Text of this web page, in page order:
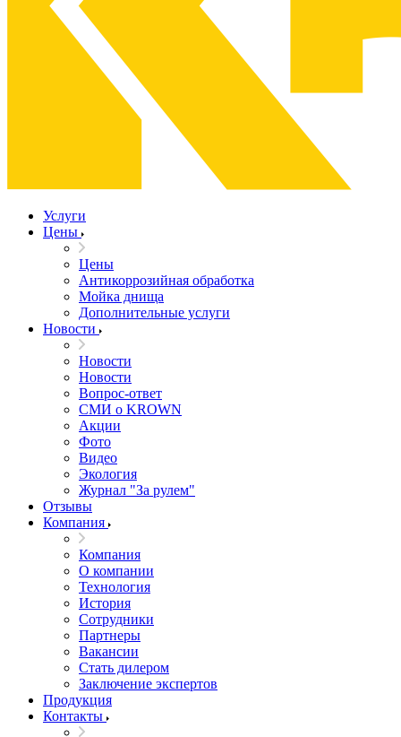
Услуги
Цены
Цены
Антикоррозийная обработка
Мойка днища
Дополнительные услуги
Новости
Новости
Новости
Вопрос-ответ
СМИ о KROWN
Акции
Фото
Видео
Экология
Журнал "За рулем"
Отзывы
Компания
Компания
О компании
Технология
История
Сотрудники
Партнеры
Вакансии
Стать дилером
Заключение экспертов
Продукция
Контакты